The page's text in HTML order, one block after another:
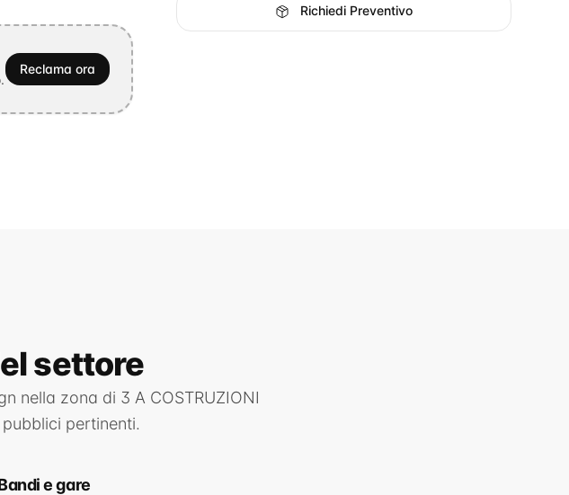
Reclama ora
Richiedi Preventivo
settore
nella zona di 3 A COSTRUZIONI
pertinenti.
e gare